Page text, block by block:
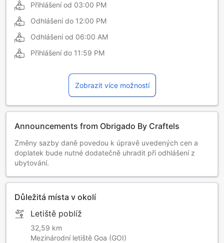
Přihlášení od 03:00 PM
Odhlášení do 12:00 PM
Odhlášení od 06:00 AM
Přihlášení do 11:59 PM
Zobrazit více možností
Announcements from Obrigado By Craftels
Změny sazby daně povedou k úpravě uvedených cen a
doplatek bude nutné dodatečně uhradit při odhlášení z
ubytování.
Důležitá místa v okolí
Letiště poblíž
32,59 km
Mezinárodní letiště Goa (GOI)